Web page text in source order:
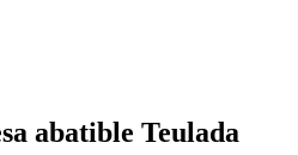
abatible Teulada